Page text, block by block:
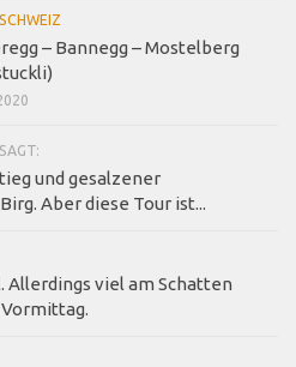
– Bannegg – Mostelberg
und gesalzener
Aber diese Tour ist...
Allerdings viel am Schatten